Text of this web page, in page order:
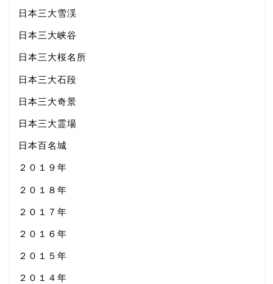
日本三大雪渓
日本三大峡谷
日本三大桜名所
日本三大石段
日本三大奇景
日本三大霊場
日本百名城
２０１９年
２０１８年
２０１７年
２０１６年
２０１５年
２０１４年